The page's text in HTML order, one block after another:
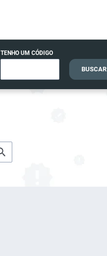
TENHO UM CÓDIGO
BUSCAR